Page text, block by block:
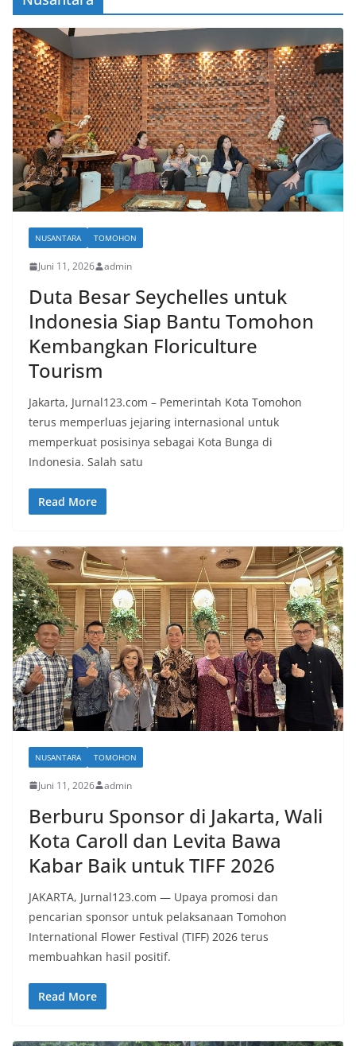
NUSANTARA TOMOHON
Juni 11, 2026 admin
Duta Besar Seychelles untuk
Indonesia Siap Bantu Tomohon
Kembangkan Floriculture
Tourism
Jakarta, Jurnal123.com – Pemerintah Kota Tomohon
terus memperluas jejaring internasional untuk
memperkuat posisinya sebagai Kota Bunga di
Indonesia. Salah satu
Read More
NUSANTARA TOMOHON
Juni 11, 2026 admin
Berburu Sponsor di Jakarta, Wali
Kota Caroll dan Levita Bawa
Kabar Baik untuk TIFF 2026
JAKARTA, Jurnal123.com — Upaya promosi dan
pencarian sponsor untuk pelaksanaan Tomohon
International Flower Festival (TIFF) 2026 terus
membuahkan hasil positif.
Read More